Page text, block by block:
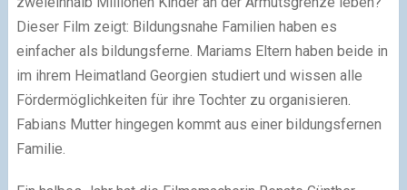
Dieser Film zeigt: Bildungsnahe Familien haben es
einfacher als bildungsferne. Mariams Eltern haben beide in
im ihrem Heimatland Georgien studiert und wissen alle
Fördermöglichkeiten für ihre Tochter zu organisieren.
Fabians Mutter hingegen kommt aus einer bildungsfernen
Familie.